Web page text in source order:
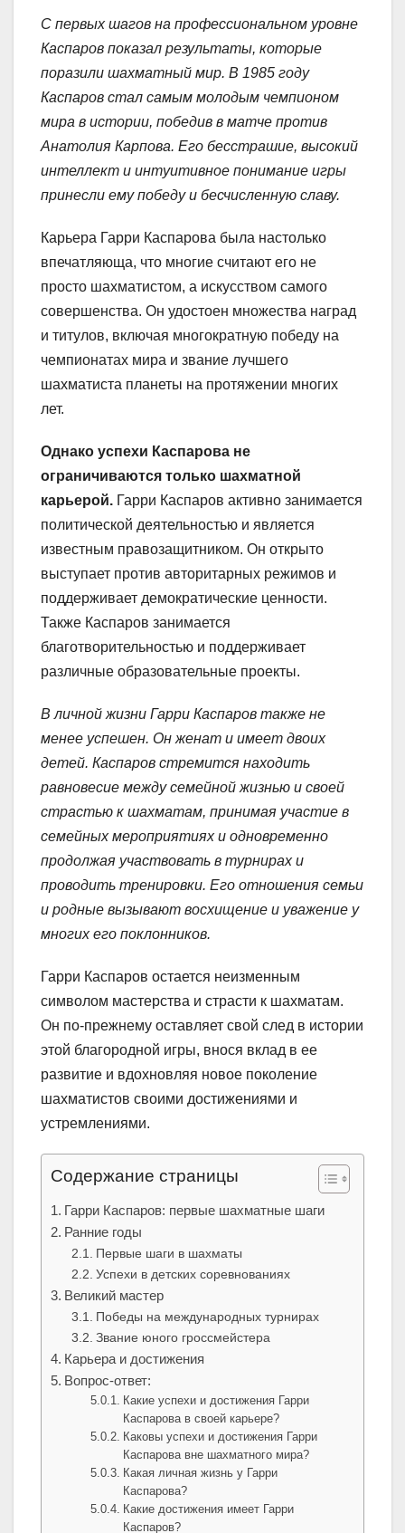
С первых шагов на профессиональном уровне
Каспаров показал результаты, которые
поразили шахматный мир. В 1985 году
Каспаров стал самым молодым чемпионом
мира в истории, победив в матче против
Анатолия Карпова. Его бесстрашие, высокий
интеллект и интуитивное понимание игры
принесли ему победу и бесчисленную славу.
Карьера Гарри Каспарова была настолько
впечатляюща, что многие считают его не
просто шахматистом, а искусством самого
совершенства. Он удостоен множества наград
и титулов, включая многократную победу на
чемпионатах мира и звание лучшего
шахматиста планеты на протяжении многих
лет.
Однако успехи Каспарова не
ограничиваются только шахматной
карьерой. Гарри Каспаров активно занимается
политической деятельностью и является
известным правозащитником. Он открыто
выступает против авторитарных режимов и
поддерживает демократические ценности.
Также Каспаров занимается
благотворительностью и поддерживает
различные образовательные проекты.
В личной жизни Гарри Каспаров также не
менее успешен. Он женат и имеет двоих
детей. Каспаров стремится находить
равновесие между семейной жизнью и своей
страстью к шахматам, принимая участие в
семейных мероприятиях и одновременно
продолжая участвовать в турнирах и
проводить тренировки. Его отношения семьи
и родные вызывают восхищение и уважение у
многих его поклонников.
Гарри Каспаров остается неизменным
символом мастерства и страсти к шахматам.
Он по-прежнему оставляет свой след в истории
этой благородной игры, внося вклад в ее
развитие и вдохновляя новое поколение
шахматистов своими достижениями и
устремлениями.
Содержание страницы
Гарри Каспаров: первые шахматные шаги
Ранние годы
Первые шаги в шахматы
Успехи в детских соревнованиях
Великий мастер
Победы на международных турнирах
Звание юного гроссмейстера
Карьера и достижения
Вопрос-ответ:
Какие успехи и достижения Гарри
Каспарова в своей карьере?
Каковы успехи и достижения Гарри
Каспарова вне шахматного мира?
Какая личная жизнь у Гарри
Каспарова?
Какие достижения имеет Гарри
Каспаров?